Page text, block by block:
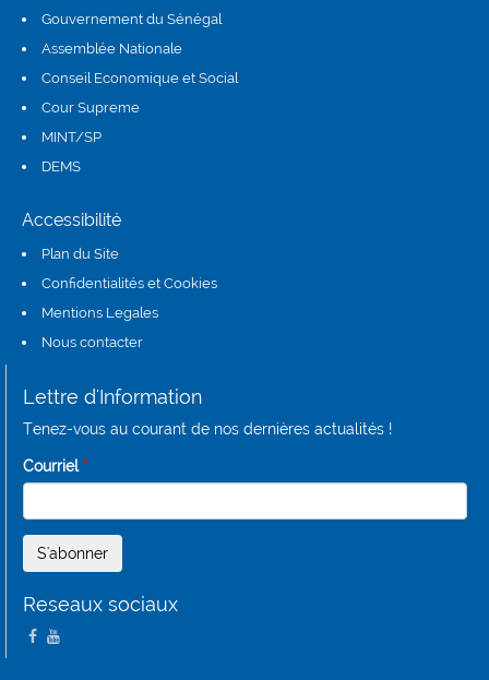
Gouvernement du Sénégal
Assemblée Nationale
Conseil Economique et Social(link is external)
Cour Supreme
MINT/SP
DEMS
Accessibilité
Plan du Site
Confidentialités et Cookies
Mentions Legales
Nous contacter
Lettre d'Information
Tenez-vous au courant de nos dernières actualités !
Courriel *
Reseaux sociaux
(link is external)